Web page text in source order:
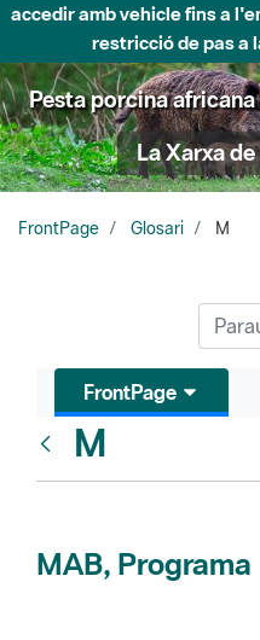
accedir amb vehicle fins a
restricció de pas a
Pesta porcina africana
La Xarxa
FrontPage Glosari M
FrontPage
M
MAB, Programa